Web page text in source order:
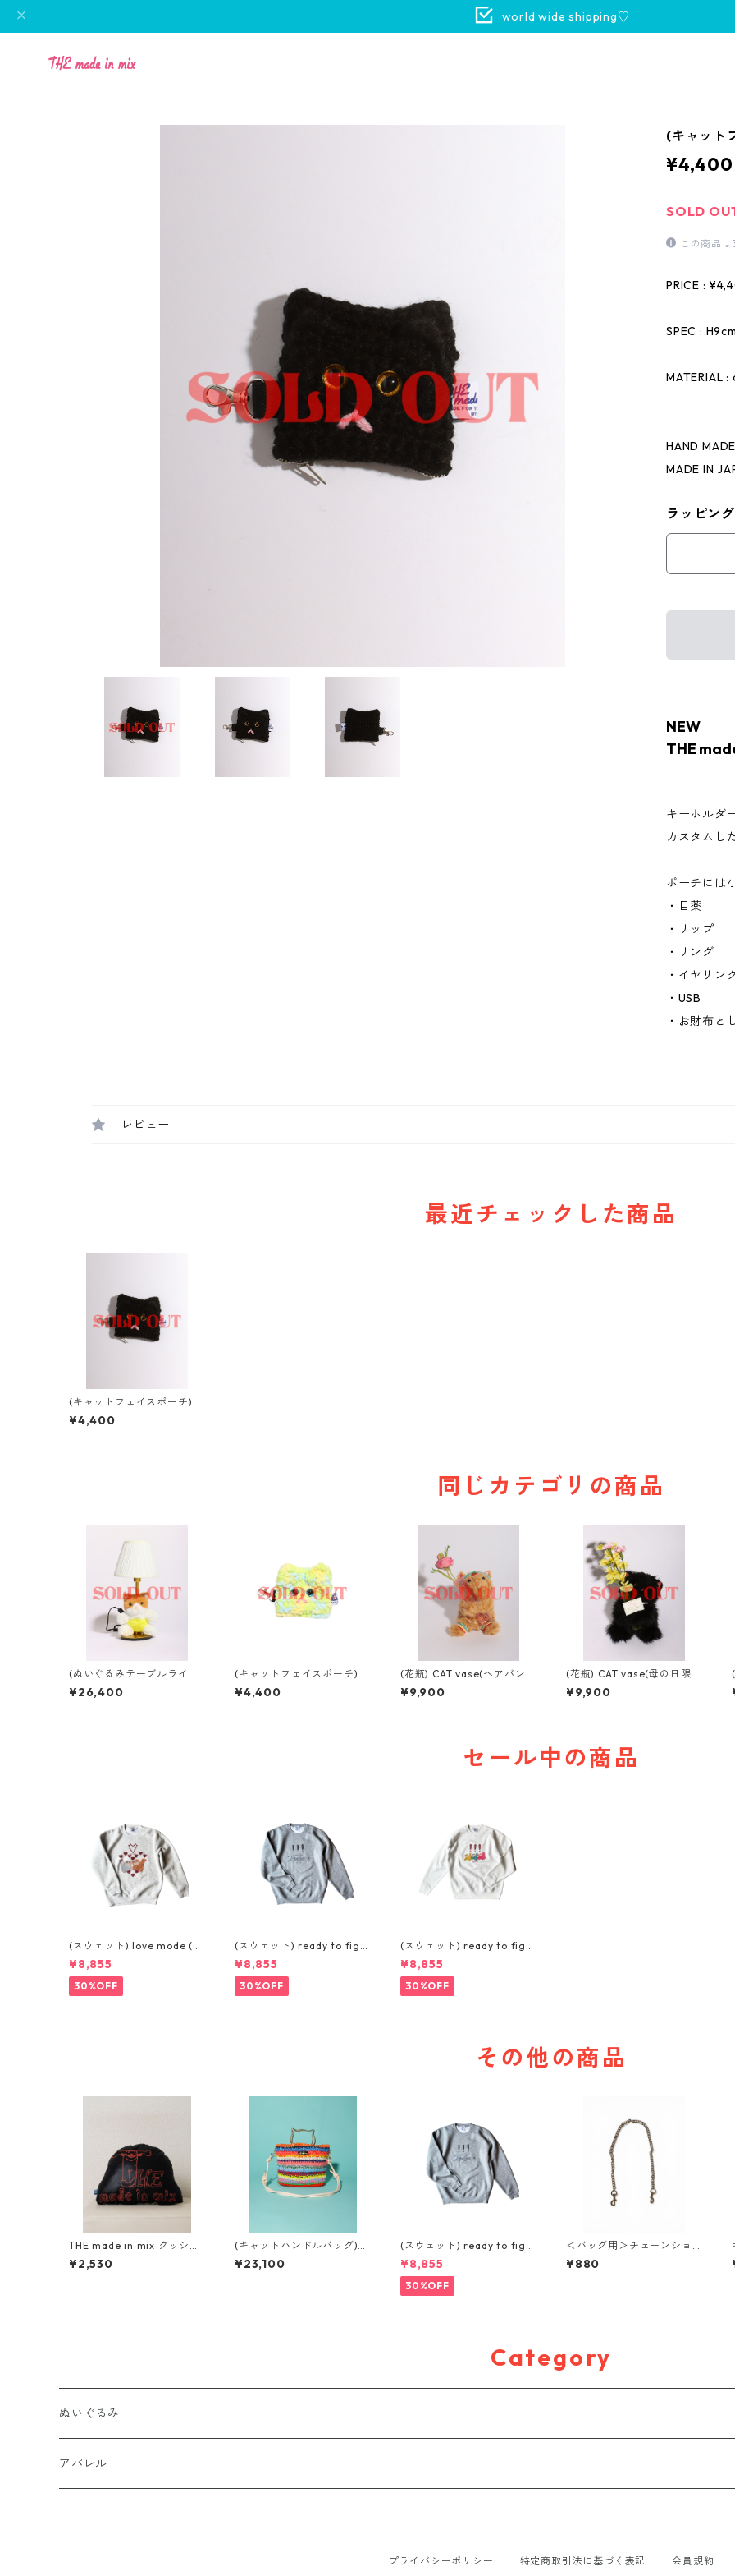
world wide shipping♡
(キャット
¥4,400
SOLD
この商品
PRICE :
SPEC :
MATERIAL
HAND
MADE IN
ラッピング
NEW
THE
キーホルダ
カスタムし
ポーチには
・目薬
・リップ
・リング
・イヤリン
・USB
・お財布と
レビュー
最近チェックした商品
(キャットフェイスポーチ)
¥4,400
同じカテゴリの商品
(ぬいぐるみテーブルライト)
babyちゃんライト
¥26,400
(キャットフェイスポーチ)
¥4,400
(花瓶) CAT vase(ヘアバンド
ver)
¥9,900
(花瓶) CAT vase(母の日限定
ver)
¥9,900
セール中の商品
(スウェット) love mode (L.
GREY)
¥8,855
30%OFF
(スウェット) ready to figh
t (GREY)
¥8,855
30%OFF
(スウェット) ready to figh
t (WHITE)
¥8,855
30%OFF
その他の商品
THE made in mix クッショ
ン
¥2,530
(キャットハンドルバッグ)
母 × mix コラボ
¥23,100
(スウェット) ready to figh
t (GREY)
¥8,855
30%OFF
＜バッグ用＞チェーンショ
ルダー(60cm)
¥880
Category
ぬいぐるみ
置きぬいぐるみ
アパレル
プライバシーポリシー 特定商取引法に基づく表記 会員規約